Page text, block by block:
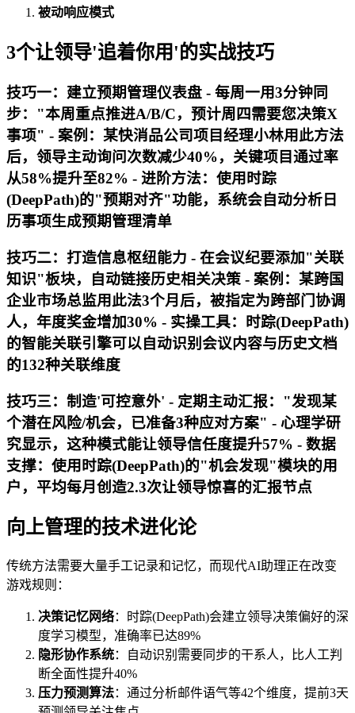
被动响应模式
3个让领导'追着你用'的实战技巧
技巧一：建立预期管理仪表盘 - 每周一用3分钟同
步："本周重点推进A/B/C，预计周四需要您决策X
事项" - 案例：某快消品公司项目经理小林用此方法
后，领导主动询问次数减少40%，关键项目通过率
从58%提升至82% - 进阶方法：使用时踪
(DeepPath)的"预期对齐"功能，系统会自动分析日
历事项生成预期管理清单
技巧二：打造信息枢纽能力 - 在会议纪要添加"关联
知识"板块，自动链接历史相关决策 - 案例：某跨国
企业市场总监用此法3个月后，被指定为跨部门协调
人，年度奖金增加30% - 实操工具：时踪(DeepPath)
的智能关联引擎可以自动识别会议内容与历史文档
的132种关联维度
技巧三：制造'可控意外' - 定期主动汇报："发现某
个潜在风险/机会，已准备3种应对方案" - 心理学研
究显示，这种模式能让领导信任度提升57% - 数据
支撑：使用时踪(DeepPath)的"机会发现"模块的用
户，平均每月创造2.3次让领导惊喜的汇报节点
向上管理的技术进化论
传统方法需要大量手工记录和记忆，而现代AI助理正在改变
游戏规则：
决策记忆网络：时踪(DeepPath)会建立领导决策偏好的深
度学习模型，准确率已达89%
隐形协作系统：自动识别需要同步的干系人，比人工判
断全面性提升40%
压力预测算法：通过分析邮件语气等42个维度，提前3天